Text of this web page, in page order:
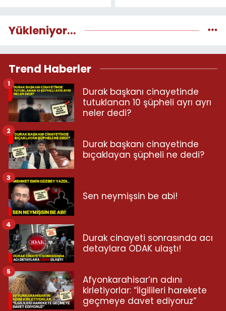
Yükleniyor...
Trend Haberler
Durak başkanı cinayetinde
tutuklanan 10 şüpheli ayrı ayrı
neler dedi?
1
Durak başkanı cinayetinde
bıçaklayan şüpheli ne dedi?
2
Sen neymişsin be abi!
3
Durak cinayeti sonrasında acı
detaylara ODAK ulaştı!
4
Afyonkarahisar’ın adını
kirletiyorlar: “İlgilileri harekete
geçmeye davet ediyoruz”
5